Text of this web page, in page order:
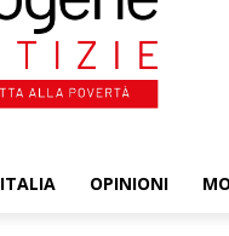
ITALIA OPINIONI